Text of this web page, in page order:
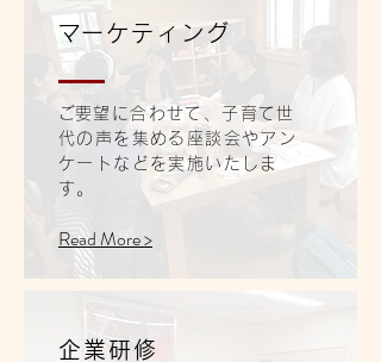
​マーケティング
​ご要望に合わせて、子育て世
代の声を集める座談会やアン
ケートなどを実施いたしま
す。
Read More >
企業研修